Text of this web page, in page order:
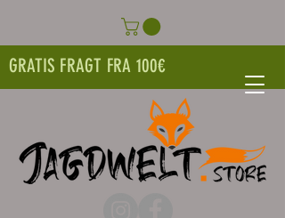
GRATIS FRAGT FRA 100€